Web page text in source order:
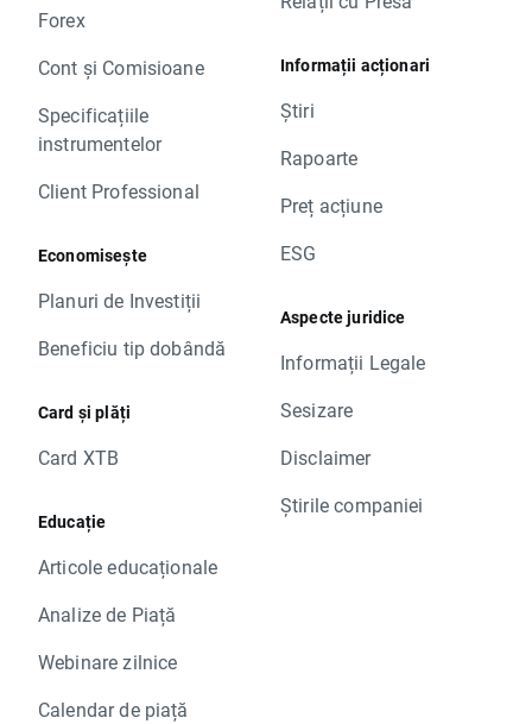
Forex
Cont și Comisioane
Specificațiile
instrumentelor
Client Professional
Economisește
Planuri de Investiții
Beneficiu tip dobândă
Card și plăți
Card XTB
Educație
Articole educaționale
Analize de Piață
Webinare zilnice
Calendar de piață
Informații acționari
Știri
Rapoarte
Preț acțiune
ESG
Aspecte juridice
Informații Legale
Sesizare
Disclaimer
Știrile companiei